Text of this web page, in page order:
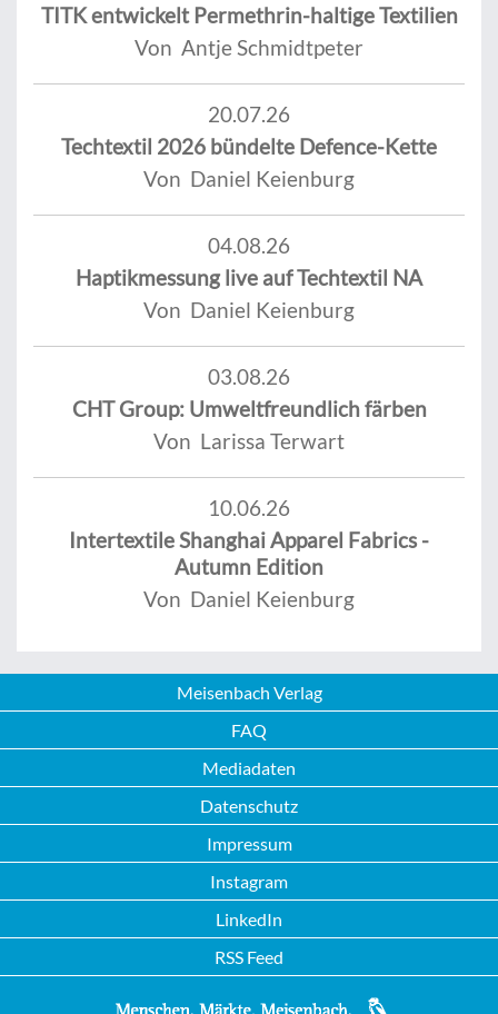
TITK entwickelt Permethrin-haltige Textilien
Von Antje Schmidtpeter
20.07.26
Techtextil 2026 bündelte Defence-Kette
Von Daniel Keienburg
04.08.26
Haptikmessung live auf Techtextil NA
Von Daniel Keienburg
03.08.26
CHT Group: Umweltfreundlich färben
Von Larissa Terwart
10.06.26
Intertextile Shanghai Apparel Fabrics -
Autumn Edition
Von Daniel Keienburg
Meisenbach Verlag
FAQ
Mediadaten
Datenschutz
Impressum
Instagram
LinkedIn
RSS Feed